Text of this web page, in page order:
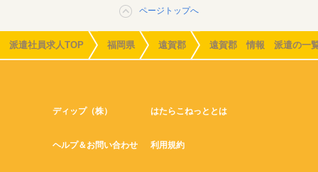
ページトップへ
派遣社員求人TOP 福岡県 遠賀郡 遠賀郡 情報 派遣の一
ディップ（株） はたらこねっととは
ヘルプ＆お問い合わせ 利用規約